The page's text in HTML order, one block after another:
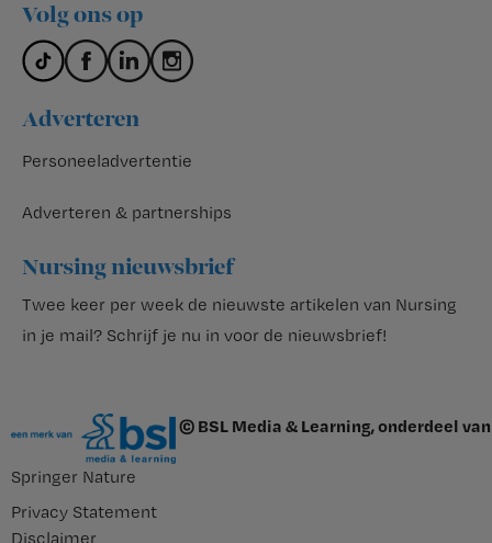
Volg ons op
Adverteren
Personeeladvertentie
Adverteren & partnerships
Nursing nieuwsbrief
Twee keer per week de nieuwste artikelen van Nursing
in je mail? Schrijf je nu in voor de nieuwsbrief!
© BSL Media & Learning, onderdeel van
Springer Nature
Privacy Statement
Disclaimer